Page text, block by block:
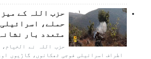
حزب اللہ کے
حملے،
متعدد بار نشانہ
حزب اللہ نے
اطراف اسرائیلی فوجی ٹھکانوں، گاڑیوں